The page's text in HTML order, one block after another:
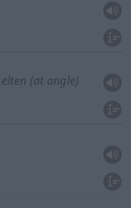
(at angle)